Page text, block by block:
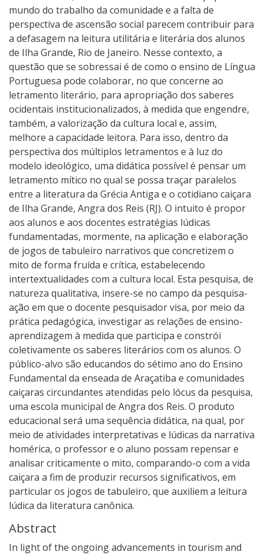
mundo do trabalho da comunidade e a falta de
perspectiva de ascensão social parecem contribuir para
a defasagem na leitura utilitária e literária dos alunos
de Ilha Grande, Rio de Janeiro. Nesse contexto, a
questão que se sobressai é de como o ensino de Língua
Portuguesa pode colaborar, no que concerne ao
letramento literário, para apropriação dos saberes
ocidentais institucionalizados, à medida que engendre,
também, a valorização da cultura local e, assim,
melhore a capacidade leitora. Para isso, dentro da
perspectiva dos múltiplos letramentos e à luz do
modelo ideológico, uma didática possível é pensar um
letramento mítico no qual se possa traçar paralelos
entre a literatura da Grécia Antiga e o cotidiano caiçara
de Ilha Grande, Angra dos Reis (RJ). O intuito é propor
aos alunos e aos docentes estratégias lúdicas
fundamentadas, mormente, na aplicação e elaboração
de jogos de tabuleiro narrativos que concretizem o
mito de forma fruída e crítica, estabelecendo
intertextualidades com a cultura local. Esta pesquisa, de
natureza qualitativa, insere-se no campo da pesquisa-
ação em que o docente pesquisador visa, por meio da
prática pedagógica, investigar as relações de ensino-
aprendizagem à medida que participa e constrói
coletivamente os saberes literários com os alunos. O
público-alvo são educandos do sétimo ano do Ensino
Fundamental da enseada de Araçatiba e comunidades
caiçaras circundantes atendidas pelo lócus da pesquisa,
uma escola municipal de Angra dos Reis. O produto
educacional será uma sequência didática, na qual, por
meio de atividades interpretativas e lúdicas da narrativa
homérica, o professor e o aluno possam repensar e
analisar criticamente o mito, comparando-o com a vida
caiçara a fim de produzir recursos significativos, em
particular os jogos de tabuleiro, que auxiliem a leitura
lúdica da literatura canônica.
Abstract
In light of the ongoing advancements in tourism and